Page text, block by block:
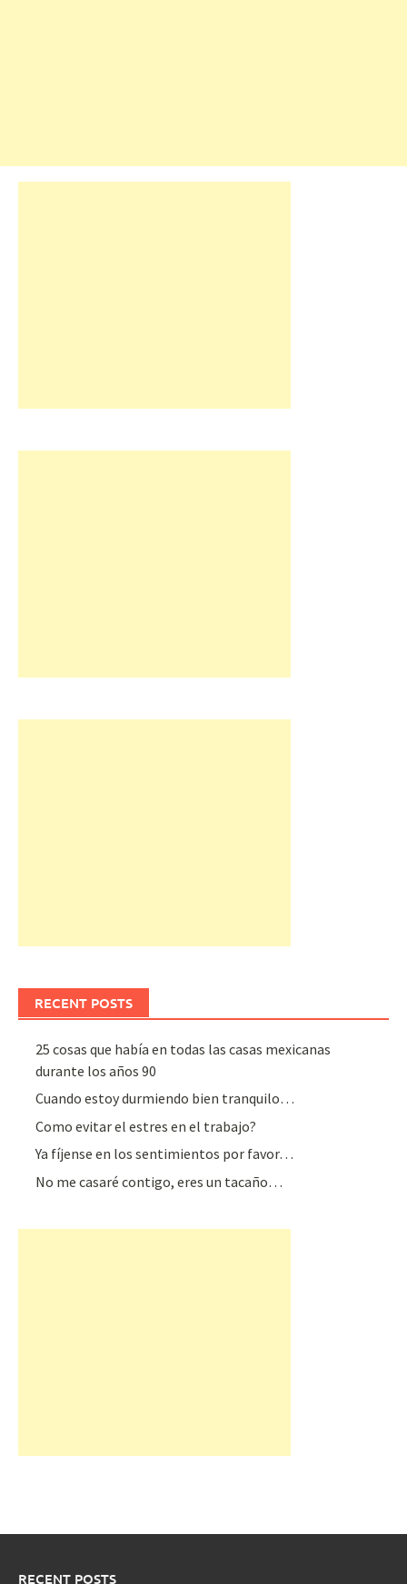
RECENT POSTS
25 cosas que había en todas las casas mexicanas
durante los años 90
Cuando estoy durmiendo bien tranquilo…
Como evitar el estres en el trabajo?
Ya fíjense en los sentimientos por favor…
No me casaré contigo, eres un tacaño…
RECENT POSTS